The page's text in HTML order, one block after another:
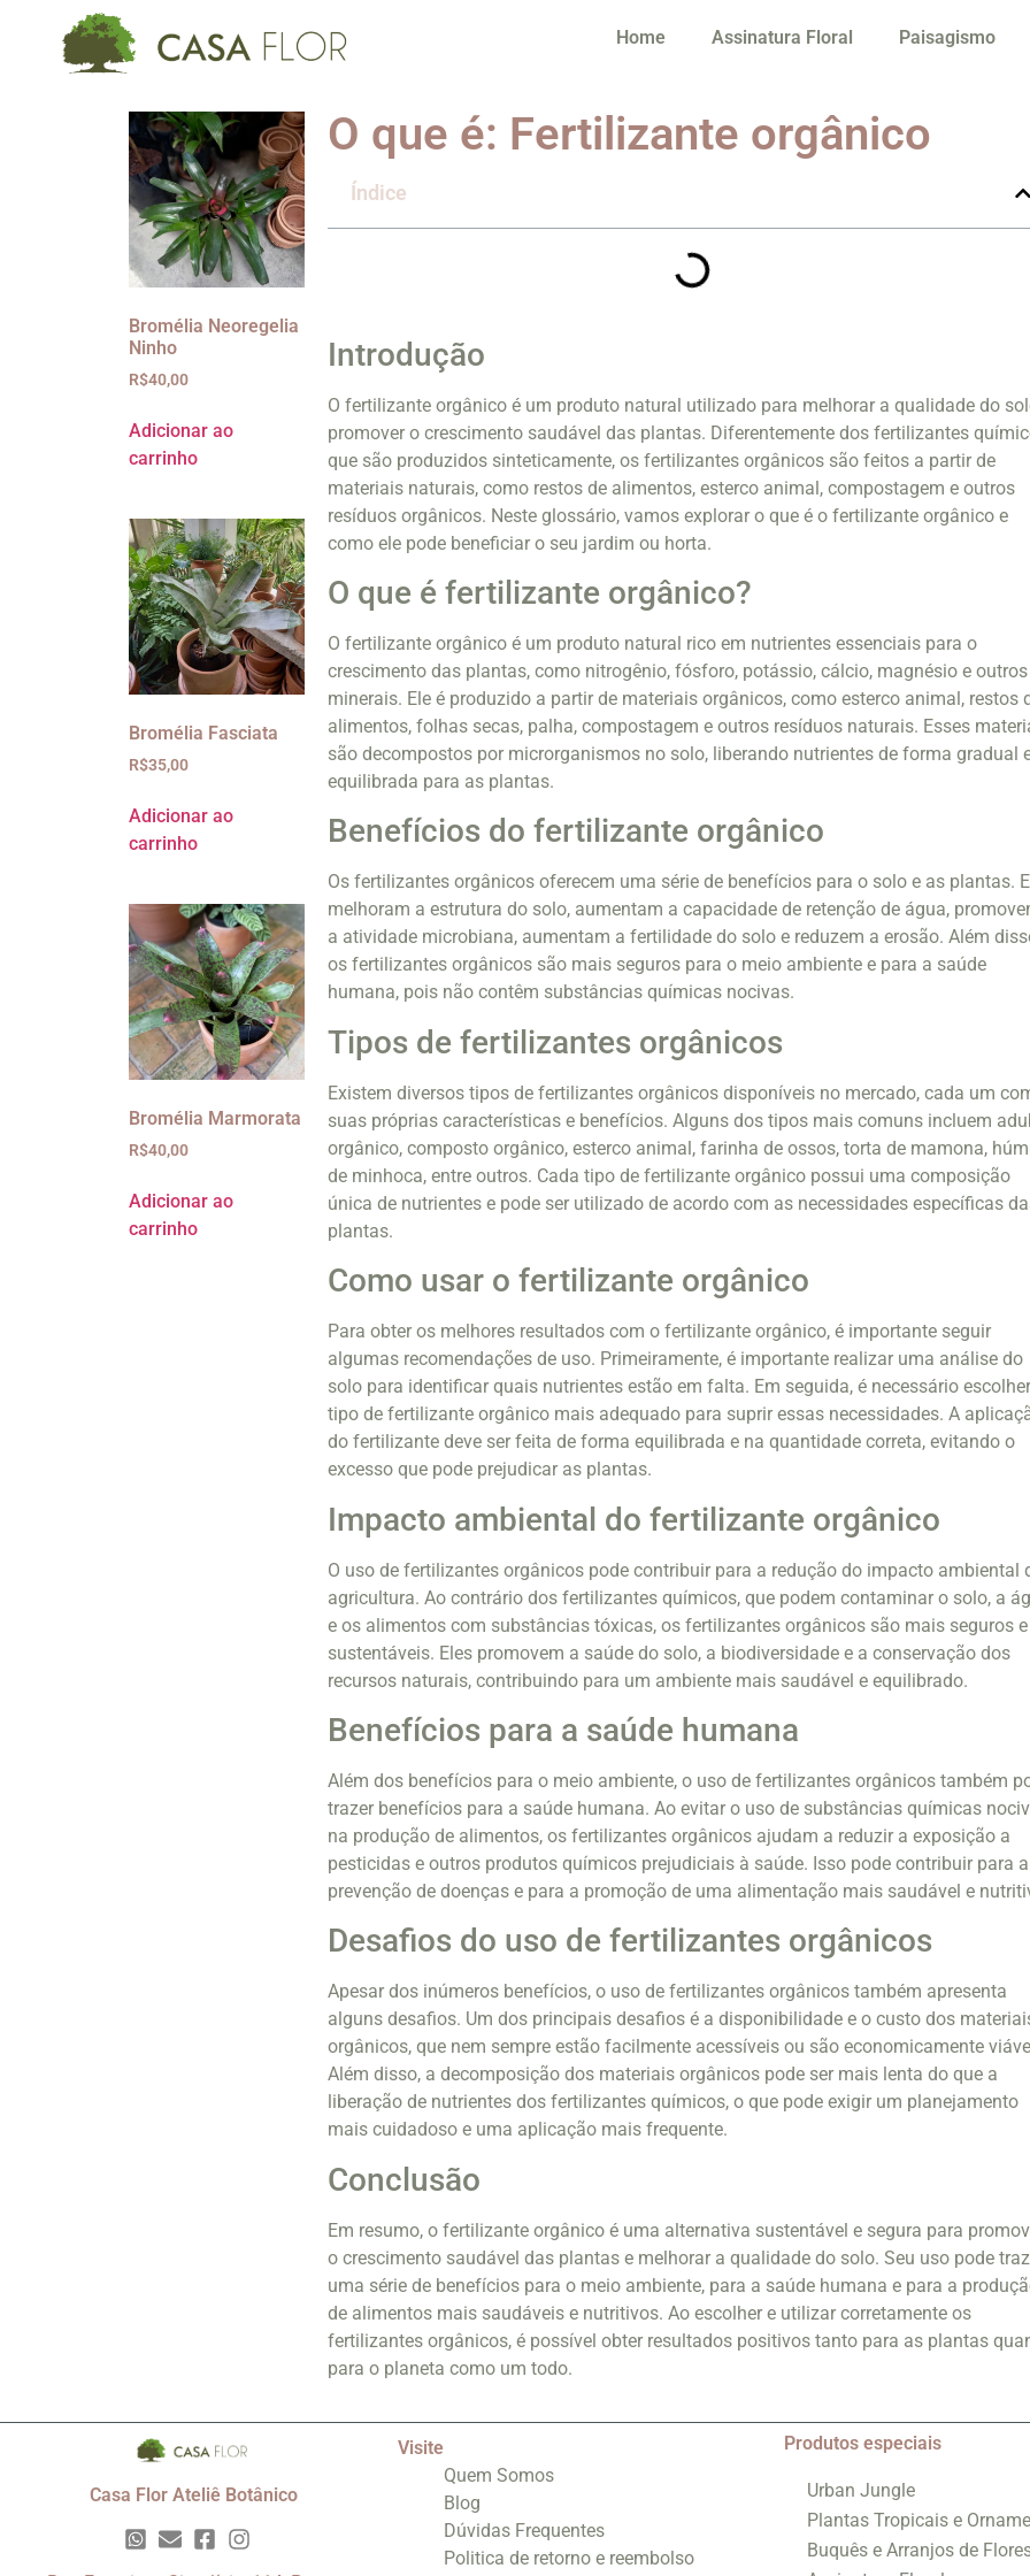
Home Assinatura Floral Paisagismo
Bromélia Neoregelia
Ninho
R$40,00
Adicionar ao
carrinho
Bromélia Fasciata
R$35,00
Adicionar ao
carrinho
Bromélia Marmorata
R$40,00
Adicionar ao
carrinho
O que é: Fertilizante orgânico
Índice
Introdução
O fertilizante orgânico é um produto natural utilizado para melhorar a qualidade do
promover o crescimento saudável das plantas. Diferentemente dos fertilizantes
que são produzidos sinteticamente, os fertilizantes orgânicos são feitos a partir de
materiais naturais, como restos de alimentos, esterco animal, compostagem e outros
resíduos orgânicos. Neste glossário, vamos explorar o que é o fertilizante orgânico e
como ele pode beneficiar o seu jardim ou horta.
O que é fertilizante orgânico?
O fertilizante orgânico é um produto natural rico em nutrientes essenciais para o
crescimento das plantas, como nitrogênio, fósforo, potássio, cálcio, magnésio e outros
minerais. Ele é produzido a partir de materiais orgânicos, como esterco animal, restos
alimentos, folhas secas, palha, compostagem e outros resíduos naturais. Esses
são decompostos por microrganismos no solo, liberando nutrientes de forma gradual
equilibrada para as plantas.
Benefícios do fertilizante orgânico
Os fertilizantes orgânicos oferecem uma série de benefícios para o solo e as plantas.
melhoram a estrutura do solo, aumentam a capacidade de retenção de água,
a atividade microbiana, aumentam a fertilidade do solo e reduzem a erosão. Além
os fertilizantes orgânicos são mais seguros para o meio ambiente e para a saúde
humana, pois não contêm substâncias químicas nocivas.
Tipos de fertilizantes orgânicos
Existem diversos tipos de fertilizantes orgânicos disponíveis no mercado, cada um
suas próprias características e benefícios. Alguns dos tipos mais comuns incluem
orgânico, composto orgânico, esterco animal, farinha de ossos, torta de mamona,
de minhoca, entre outros. Cada tipo de fertilizante orgânico possui uma composição
única de nutrientes e pode ser utilizado de acordo com as necessidades específicas
plantas.
Como usar o fertilizante orgânico
Para obter os melhores resultados com o fertilizante orgânico, é importante seguir
algumas recomendações de uso. Primeiramente, é importante realizar uma análise do
solo para identificar quais nutrientes estão em falta. Em seguida, é necessário
tipo de fertilizante orgânico mais adequado para suprir essas necessidades. A
do fertilizante deve ser feita de forma equilibrada e na quantidade correta, evitando o
excesso que pode prejudicar as plantas.
Impacto ambiental do fertilizante orgânico
O uso de fertilizantes orgânicos pode contribuir para a redução do impacto ambiental
agricultura. Ao contrário dos fertilizantes químicos, que podem contaminar o solo, a
e os alimentos com substâncias tóxicas, os fertilizantes orgânicos são mais seguros e
sustentáveis. Eles promovem a saúde do solo, a biodiversidade e a conservação dos
recursos naturais, contribuindo para um ambiente mais saudável e equilibrado.
Benefícios para a saúde humana
Além dos benefícios para o meio ambiente, o uso de fertilizantes orgânicos também
trazer benefícios para a saúde humana. Ao evitar o uso de substâncias químicas
na produção de alimentos, os fertilizantes orgânicos ajudam a reduzir a exposição a
pesticidas e outros produtos químicos prejudiciais à saúde. Isso pode contribuir para a
prevenção de doenças e para a promoção de uma alimentação mais saudável e
Desafios do uso de fertilizantes orgânicos
Apesar dos inúmeros benefícios, o uso de fertilizantes orgânicos também apresenta
alguns desafios. Um dos principais desafios é a disponibilidade e o custo dos
orgânicos, que nem sempre estão facilmente acessíveis ou são economicamente
Além disso, a decomposição dos materiais orgânicos pode ser mais lenta do que a
liberação de nutrientes dos fertilizantes químicos, o que pode exigir um planejamento
mais cuidadoso e uma aplicação mais frequente.
Conclusão
Em resumo, o fertilizante orgânico é uma alternativa sustentável e segura para
o crescimento saudável das plantas e melhorar a qualidade do solo. Seu uso pode
uma série de benefícios para o meio ambiente, para a saúde humana e para a
de alimentos mais saudáveis e nutritivos. Ao escolher e utilizar corretamente os
fertilizantes orgânicos, é possível obter resultados positivos tanto para as plantas
para o planeta como um todo.
Casa Flor Ateliê Botânico
Visite
Quem Somos
Blog
Dúvidas Frequentes
Politica de retorno e reembolso
Produtos especiais
Urban Jungle
Plantas Tropicais e
Buquês e Arranjos de